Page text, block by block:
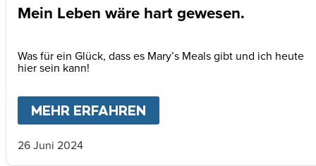
Mein Leben wäre hart gewesen.
Was für ein Glück, dass es Mary’s Meals gibt und ich heute
hier sein kann!
MEHR ERFAHREN
26 Juni 2024